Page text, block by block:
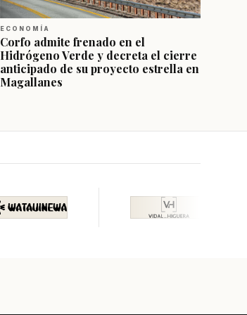
ECONOMÍA
Corfo admite frenado en el
Hidrógeno Verde y decreta el cierre
anticipado de su proyecto estrella en
Magallanes